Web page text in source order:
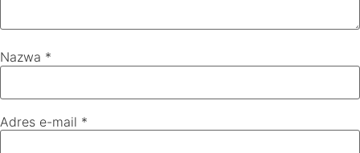
Nazwa *
Adres e-mail *